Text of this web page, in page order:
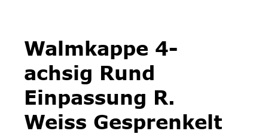
Walmkappe 4-
achsig Rund
Einpassung R.
Weiss Gesprenkelt